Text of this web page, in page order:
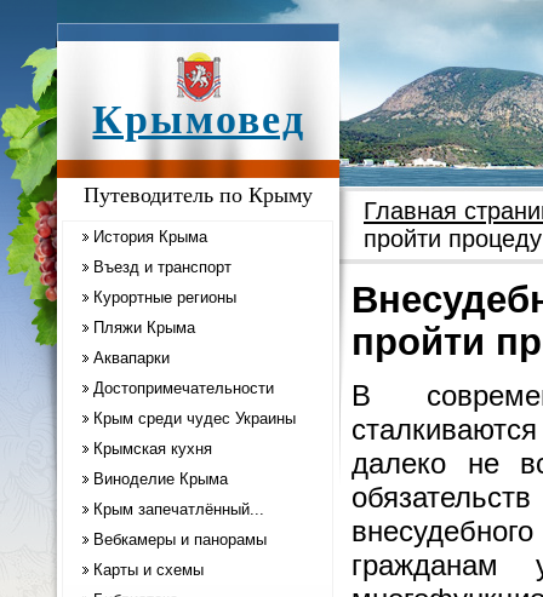
Крымовед
Путеводитель по Крыму
История Крыма
Въезд и транспорт
Курортные регионы
Пляжи Крыма
Аквапарки
Достопримечательности
Крым среди чудес Украины
Крымская кухня
Виноделие Крыма
Крым запечатлённый...
Вебкамеры и панорамы
Карты и схемы
Главная
пройти
пройти
В
далеко не
гражданам